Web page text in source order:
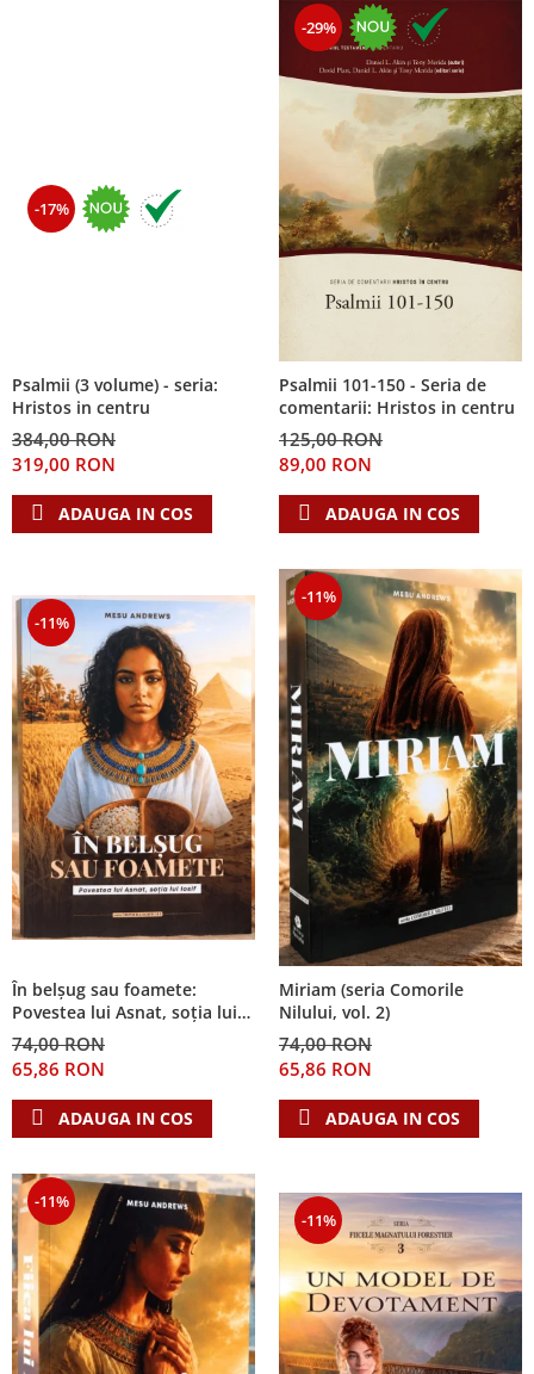
-17%
Psalmii (3 volume) - seria:
Hristos in centru
384,00 RON
319,00 RON
ADAUGA IN COS
-29%
Psalmii 101-150 - Seria de
comentarii: Hristos in centru
125,00 RON
89,00 RON
ADAUGA IN COS
-11%
În belșug sau foamete:
Povestea lui Asnat, soția lui
Iosif (Seria Cronicile Egiptului,
vol. 2)
74,00 RON
65,86 RON
ADAUGA IN COS
-11%
Miriam (seria Comorile
Nilului, vol. 2)
74,00 RON
65,86 RON
ADAUGA IN COS
-11%
-11%